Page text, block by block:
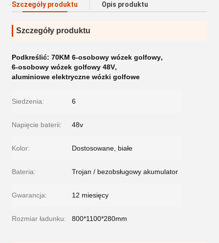
Szczegóły produktu Opis produktu
Szczegóły produktu
Podkreślić: 70KM 6-osobowy wózek golfowy,
6-osobowy wózek golfowy 48V,
aluminiowe elektryczne wózki golfowe
Siedzenia: 6
Napięcie baterii: 48v
Kolor: Dostosowane, białe
Bateria: Trojan / bezobsługowy akumulator
Gwarancja: 12 miesięcy
Rozmiar ładunku: 800*1100*280mm